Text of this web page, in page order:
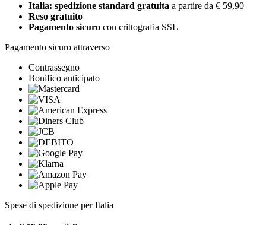
Italia: spedizione standard gratuita a partire da € 59,90
Reso gratuito
Pagamento sicuro con crittografia SSL
Pagamento sicuro attraverso
Contrassegno
Bonifico anticipato
Spese di spedizione per Italia